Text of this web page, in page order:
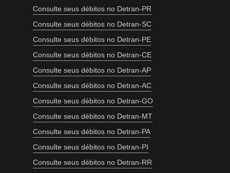
Consulte seus débitos no Detran-PR
Consulte seus débitos no Detran-SC
Consulte seus débitos no Detran-PE
Consulte seus débitos no Detran-CE
Consulte seus débitos no Detran-AP
Consulte seus débitos no Detran-AC
Consulte seus débitos no Detran-GO
Consulte seus débitos no Detran-MT
Consulte seus débitos no Detran-PA
Consulte seus débitos no Detran-PI
Consulte seus débitos no Detran-RR